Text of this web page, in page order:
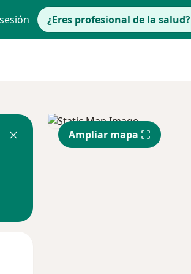
¿Eres profesional de la salud?
Ampliar mapa